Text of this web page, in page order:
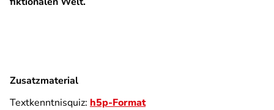
Zusatzmaterial
Textkenntnisquiz: h5p-Format